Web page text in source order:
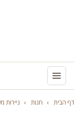
דף הבית › חנות › ניירות